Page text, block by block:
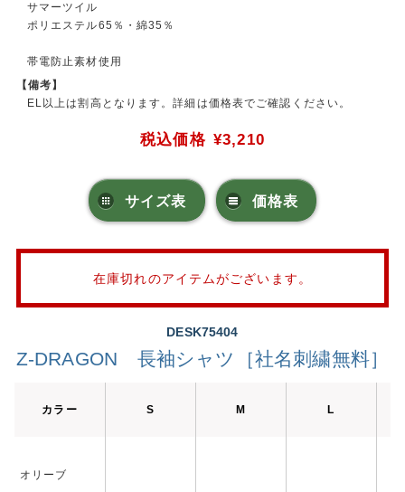
サマーツイル
ポリエステル65％・綿35％
帯電防止素材使用
【備考】
EL以上は割高となります。詳細は価格表でご確認ください。
税込価格 ¥3,210
サイズ表 価格表
在庫切れのアイテムがございます。
DESK75404
Z-DRAGON 長袖シャツ［社名刺繍無料］
カラー S M L
オリーブ